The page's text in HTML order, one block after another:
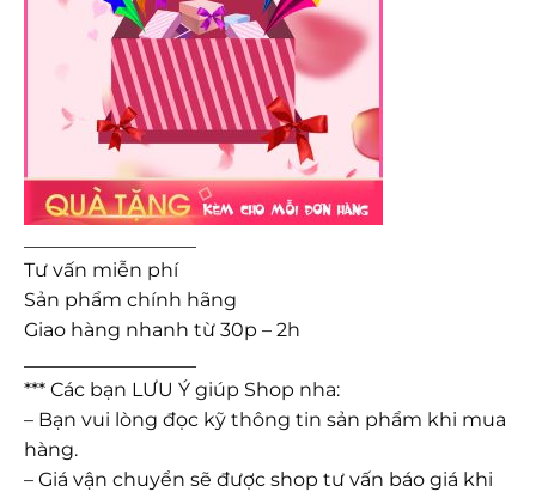
Tư vấn miễn phí
Sản phẩm chính hãng
Giao hàng nhanh từ 30p – 2h
*** Các bạn LƯU Ý giúp Shop nha:
– Bạn vui lòng đọc kỹ thông tin sản phẩm khi mua
hàng.
– Giá vận chuyển sẽ được shop tư vấn báo giá khi